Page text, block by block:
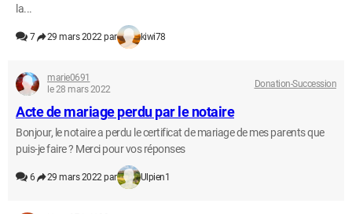
la...
7 29 mars 2022 par kiwi78
marie0691
le 28 mars 2022
Donation-Succession
Acte de mariage perdu par le notaire
Bonjour, le notaire a perdu le certificat de mariage de mes parents que
puis-je faire ? Merci pour vos réponses
6 29 mars 2022 par Ulpien1